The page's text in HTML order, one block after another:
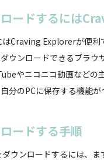
ードするには
Craving Explorerが便利
ウンロードできるブラウ
やニコニコ動画などの
分のPCに保存する機能
ードする手順
ウンロードするには、